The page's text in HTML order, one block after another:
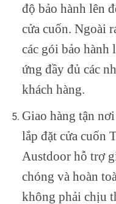
độ bảo hành lên
cửa cuốn. Ngoài
các gói bảo hành
ứng đầy đủ các
khách hàng.
Giao hàng tận
lắp đặt cửa cuốn
Austdoor hỗ trợ
chóng và hoàn
không phải chịu